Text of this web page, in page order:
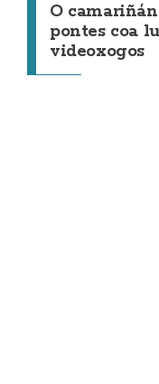
O
pontes coa
videoxogos